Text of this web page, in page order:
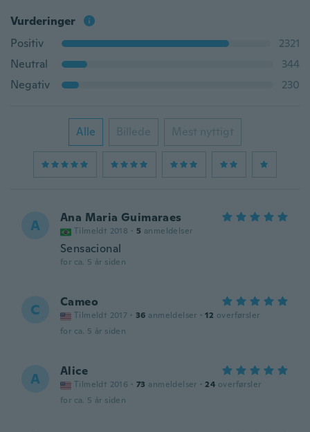
Vurderinger
Positiv
2321
Neutral
344
Negativ
230
Alle Billede Mest nyttigt
A Ana Maria Guimaraes
Tilmeldt 2018 · 5 anmeldelser
Sensacional
for ca. 5 år siden
C Cameo
Tilmeldt 2017 · 36 anmeldelser · 12 overførsler
for ca. 5 år siden
A Alice
Tilmeldt 2016 · 73 anmeldelser · 24 overførsler
for ca. 5 år siden